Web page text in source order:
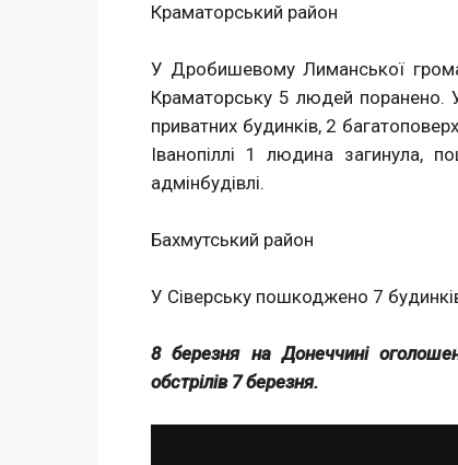
Краматорський район
У Дробишевому Лиманської
Краматорську 5 людей поранено.
приватних будинків, 2
Іванопіллі 1 людина загинула,
адмінбудівлі.
Бахмутський район
У Сіверську пошкоджено 7
8 березня на Донеччині
обстрілів 7 березня.